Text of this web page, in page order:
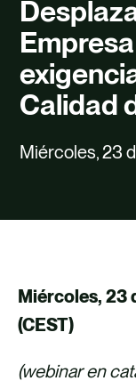
Calidad
Miércoles, 23
Miércoles, 23
(CEST)
(webinar en